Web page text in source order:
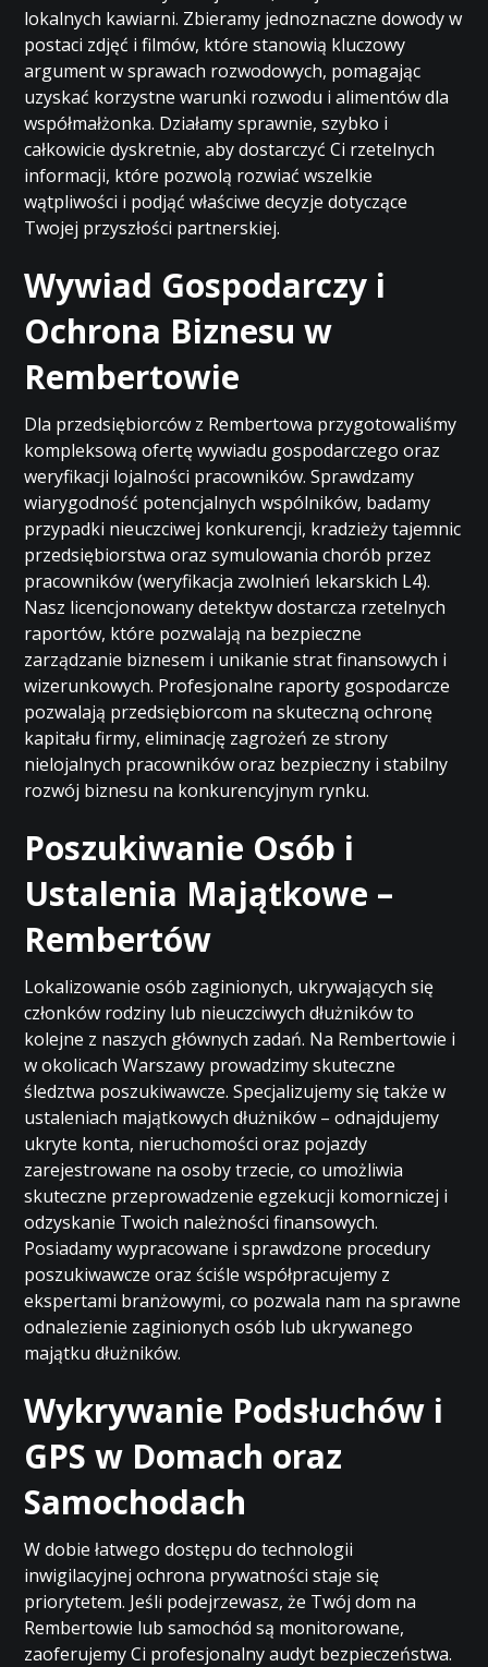
lokalnych kawiarni. Zbieramy jednoznaczne dowody w
postaci zdjęć i filmów, które stanowią kluczowy
argument w sprawach rozwodowych, pomagając
uzyskać korzystne warunki rozwodu i alimentów dla
współmałżonka. Działamy sprawnie, szybko i
całkowicie dyskretnie, aby dostarczyć Ci rzetelnych
informacji, które pozwolą rozwiać wszelkie
wątpliwości i podjąć właściwe decyzje dotyczące
Twojej przyszłości partnerskiej.
Wywiad Gospodarczy i
Ochrona Biznesu w
Rembertowie
Dla przedsiębiorców z Rembertowa przygotowaliśmy
kompleksową ofertę wywiadu gospodarczego oraz
weryfikacji lojalności pracowników. Sprawdzamy
wiarygodność potencjalnych wspólników, badamy
przypadki nieuczciwej konkurencji, kradzieży tajemnic
przedsiębiorstwa oraz symulowania chorób przez
pracowników (weryfikacja zwolnień lekarskich L4).
Nasz licencjonowany detektyw dostarcza rzetelnych
raportów, które pozwalają na bezpieczne
zarządzanie biznesem i unikanie strat finansowych i
wizerunkowych. Profesjonalne raporty gospodarcze
pozwalają przedsiębiorcom na skuteczną ochronę
kapitału firmy, eliminację zagrożeń ze strony
nielojalnych pracowników oraz bezpieczny i stabilny
rozwój biznesu na konkurencyjnym rynku.
Poszukiwanie Osób i
Ustalenia Majątkowe –
Rembertów
Lokalizowanie osób zaginionych, ukrywających się
członków rodziny lub nieuczciwych dłużników to
kolejne z naszych głównych zadań. Na Rembertowie i
w okolicach Warszawy prowadzimy skuteczne
śledztwa poszukiwawcze. Specjalizujemy się także w
ustaleniach majątkowych dłużników – odnajdujemy
ukryte konta, nieruchomości oraz pojazdy
zarejestrowane na osoby trzecie, co umożliwia
skuteczne przeprowadzenie egzekucji komorniczej i
odzyskanie Twoich należności finansowych.
Posiadamy wypracowane i sprawdzone procedury
poszukiwawcze oraz ściśle współpracujemy z
ekspertami branżowymi, co pozwala nam na sprawne
odnalezienie zaginionych osób lub ukrywanego
majątku dłużników.
Wykrywanie Podsłuchów i
GPS w Domach oraz
Samochodach
W dobie łatwego dostępu do technologii
inwigilacyjnej ochrona prywatności staje się
priorytetem. Jeśli podejrzewasz, że Twój dom na
Rembertowie lub samochód są monitorowane,
zaoferujemy Ci profesjonalny audyt bezpieczeństwa.